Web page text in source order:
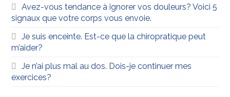
Avez-vous tendance à ignorer vos douleurs? Voici 5
signaux que votre corps vous envoie.
Je suis enceinte. Est-ce que la chiropratique peut
m’aider?
Je n’ai plus mal au dos. Dois-je continuer mes
exercices?